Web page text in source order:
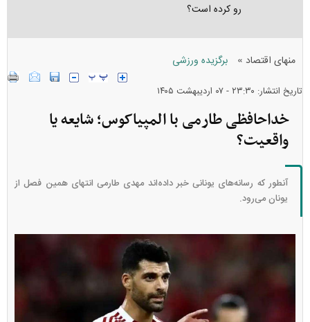
رو کرده است؟
منهای اقتصاد » برگزیده ورزشی
تاریخ انتشار: ۲۳:۳۰ - ۰۷ ارديبهشت ۱۴۰۵
خداحافظی طارمی با المپیاکوس؛ شایعه یا
واقعیت؟
آنطور که رسانه‌های یونانی خبر داده‌اند مهدی طارمی انتهای همین فصل از
یونان می‌رود.